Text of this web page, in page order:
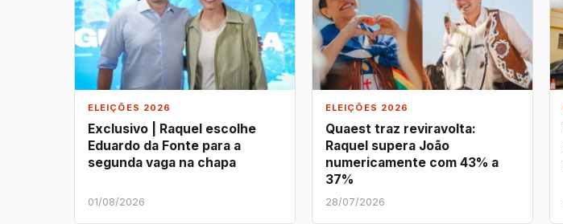
ELEIÇÕES 2026
Exclusivo | Raquel escolhe
Eduardo da Fonte para a
segunda vaga na chapa
01/08/2026
ELEIÇÕES 2026
Quaest traz reviravolta:
Raquel supera João
numericamente com 43% a
37%
28/07/2026